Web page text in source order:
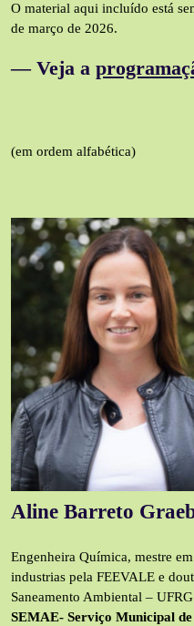
O material aqui incluído está
de março de 2026.
— Veja a
(em ordem alfabética)
Aline Barreto
Engenheira Química, mestre
industrias pela FEEVALE e
Saneamento Ambiental –
SEMAE- Serviço Municipal